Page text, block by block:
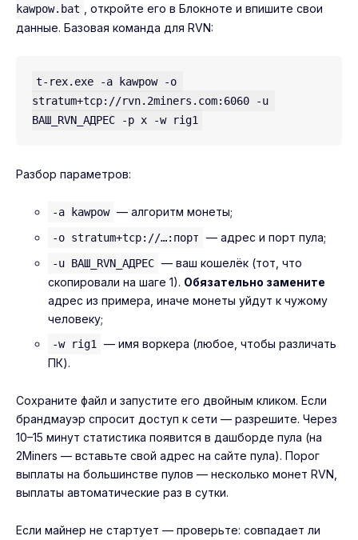
kawpow.bat
, откройте его в Блокноте и впишите свои
данные. Базовая команда для RVN:
t-rex.exe -a kawpow -o
stratum+tcp://rvn.2miners.com:6060 -u
Разбор параметров:
-a kawpow — алгоритм монеты;
-o stratum+tcp://…:порт — адрес и порт пула;
-u ВАШ_RVN_АДРЕС — ваш кошелёк (тот, что
скопировали на шаге 1). Обязательно замените
адрес из примера, иначе монеты уйдут к чужому
человеку;
-w rig1
— имя воркера (любое, чтобы различать
ПК).
Сохраните файл и запустите его двойным кликом. Если
брандмауэр спросит доступ к сети — разрешите. Через
10–15 минут статистика появится в дашборде пула (на
2Miners — вставьте свой адрес на сайте пула). Порог
выплаты на большинстве пулов — несколько монет RVN,
выплаты автоматические раз в сутки.
Если майнер не стартует — проверьте: совпадает ли